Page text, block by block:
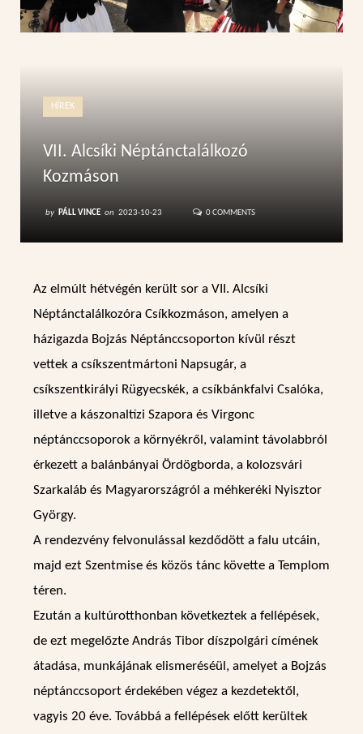
HÍREK
VII. Alcsíki Néptánctalálkozó
Kozmáson
by PÁLL VINCE on 2023-10-23 0 COMMENTS
Az elmúlt hétvégén került sor a VII. Alcsíki
Néptánctalálkozóra Csíkkozmáson, amelyen a
házigazda Bojzás Néptánccsoporton kívül részt
vettek a csíkszentmártoni Napsugár, a
csíkszentkirályi Rügyecskék, a csíkbánkfalvi Csalóka,
illetve a kászonaltízi Szapora és Virgonc
néptánccsoporok a környékről, valamint távolabbról
érkezett a balánbányai Ördögborda, a kolozsvári
Szarkaláb és Magyarországról a méhkeréki Nyisztor
György.
A rendezvény felvonulással kezdődött a falu utcáin,
majd ezt Szentmise és közös tánc követte a Templom
téren.
Ezután a kultúrotthonban következtek a fellépések,
de ezt megelőzte András Tibor díszpolgári címének
átadása, munkájának elismeréséül, amelyet a Bojzás
néptánccsoport érdekében végez a kezdetektől,
vagyis 20 éve. Továbbá a fellépések előtt kerültek